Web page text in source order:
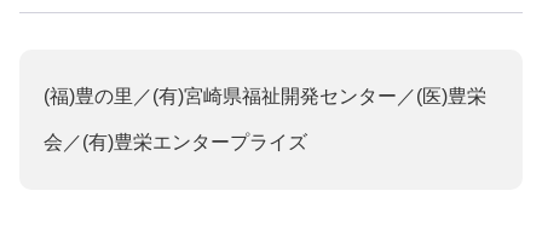
(福)豊の里／(有)宮崎県福祉開発センター／(医)豊栄
会／(有)豊栄エンタープライズ